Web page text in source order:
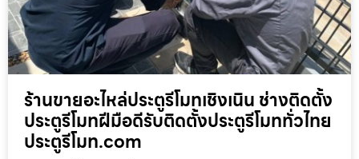
ร้านขายอะไหล่ประตูรีโมทเชิงเนิน ช่างติดตั้ง
ประตูรีโมทฝีมือดีรับติดตั้งประตูรีโมททั่วไทย
ประตูรีโมท.com